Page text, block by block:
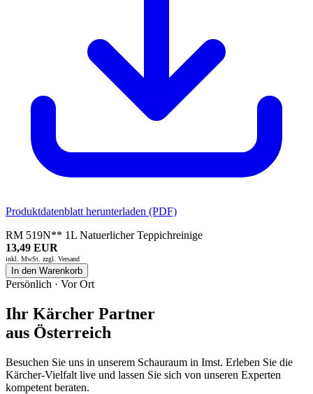
Produktdatenblatt herunterladen (PDF)
RM 519N** 1L Natuerlicher Teppichreinige
13,49 EUR
inkl. MwSt. zzgl. Versand
In den Warenkorb
Persönlich · Vor Ort
Ihr Kärcher Partner
aus Österreich
Besuchen Sie uns in unserem Schauraum in Imst. Erleben Sie die
Kärcher-Vielfalt live und lassen Sie sich von unseren Experten
kompetent beraten.